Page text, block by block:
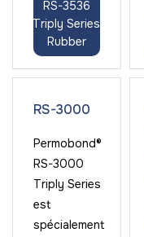
RS-3536
Triply Series
Rubber
RS-3000
Permobond®
RS-3000
Triply Series
est
spécialement